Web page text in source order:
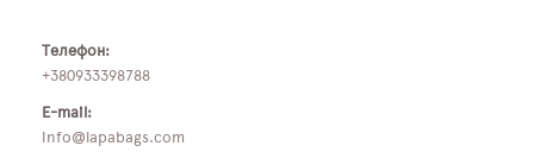
Телефон:
+380933398788
E-mail:
info@lapabags.com